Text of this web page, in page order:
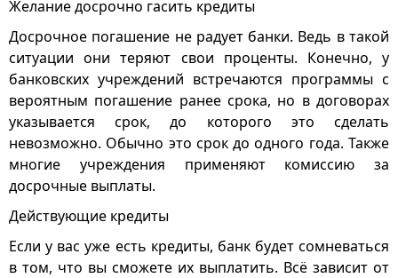
Желание досрочно гасить кредиты
Досрочное погашение не радует банки. Ведь в такой
ситуации они теряют свои проценты. Конечно, у
банковских учреждений встречаются программы с
вероятным погашение ранее срока, но в договорах
указывается срок, до которого это сделать
невозможно. Обычно это срок до одного года. Также
многие учреждения применяют комиссию за
досрочные выплаты.
Действующие кредиты
Если у вас уже есть кредиты, банк будет сомневаться
в том, что вы сможете их выплатить. Всё зависит от